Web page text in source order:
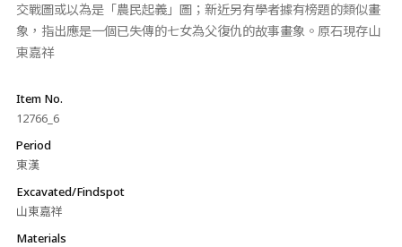
交戰圖或以為是「農民起義」圖；新近另有學者據有榜題的類似畫
象，指出應是一個已失傳的七女為父復仇的故事畫象。原石現存山
東嘉祥
Item No.
12766_6
Period
東漢
Excavated/Findspot
山東嘉祥
Materials